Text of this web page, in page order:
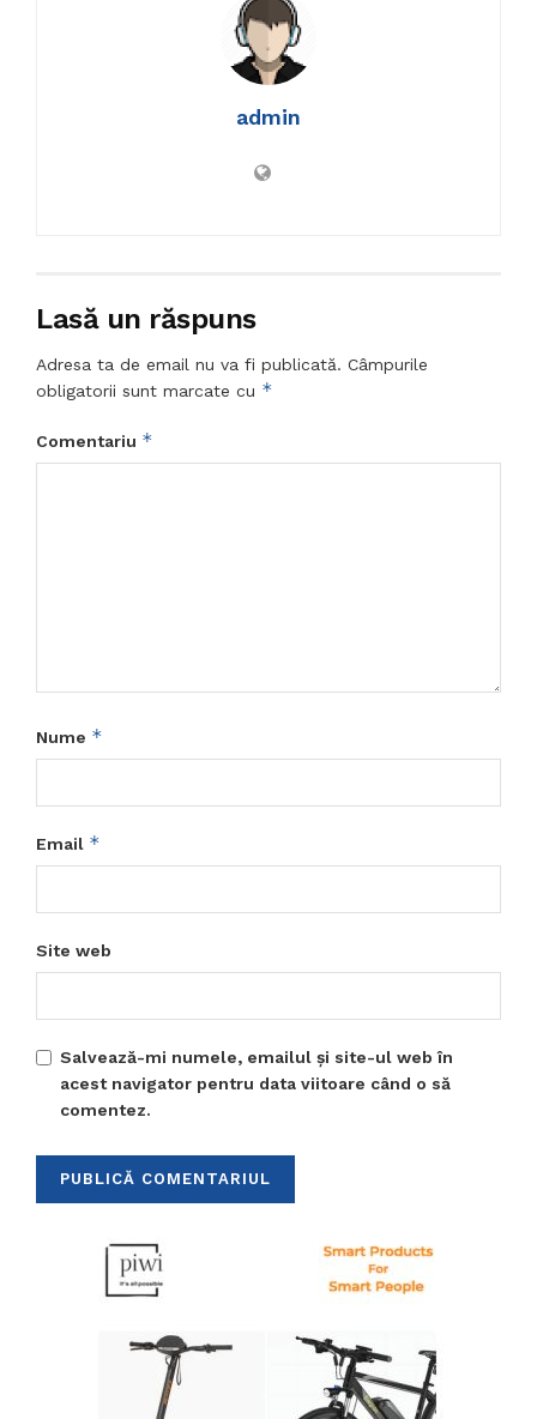
admin
Lasă un răspuns
Adresa ta de email nu va fi publicată. Câmpurile
obligatorii sunt marcate cu *
Comentariu *
Nume *
Email *
Site web
Salvează-mi numele, emailul și site-ul web în
acest navigator pentru data viitoare când o să
comentez.